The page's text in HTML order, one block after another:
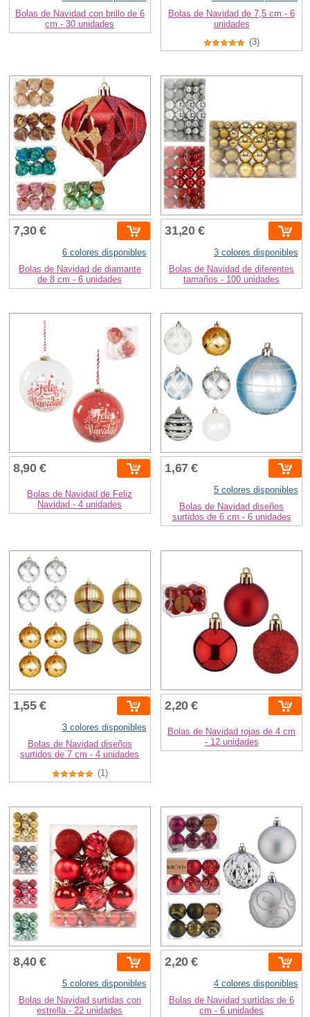
Bolas de Navidad con brillo de 6
cm - 30 unidades
Bolas de Navidad de 7,5 cm - 6
unidades
(3)
7,30 €
6 colores disponibles
Bolas de Navidad de diamante
de 8 cm - 6 unidades
31,20 €
3 colores disponibles
Bolas de Navidad de diferentes
tamaños - 100 unidades
8,90 €
Bolas de Navidad de Feliz
Navidad - 4 unidades
1,67 €
5 colores disponibles
Bolas de Navidad diseños
surtidos de 6 cm - 6 unidades
1,55 €
3 colores disponibles
Bolas de Navidad diseños
surtidos de 7 cm - 4 unidades
(1)
2,20 €
Bolas de Navidad rojas de 4 cm
- 12 unidades
8,40 €
5 colores disponibles
Bolas de Navidad surtidas con
estrella - 22 unidades
2,20 €
4 colores disponibles
Bolas de Navidad surtidas de 6
cm - 6 unidades